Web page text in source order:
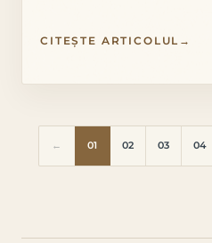
CITEȘTE ARTICOLUL →
← 01 02 03 04